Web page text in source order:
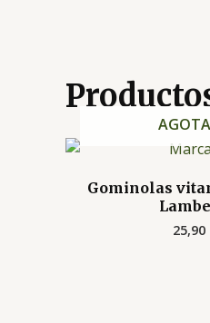
Gominolas
25,90